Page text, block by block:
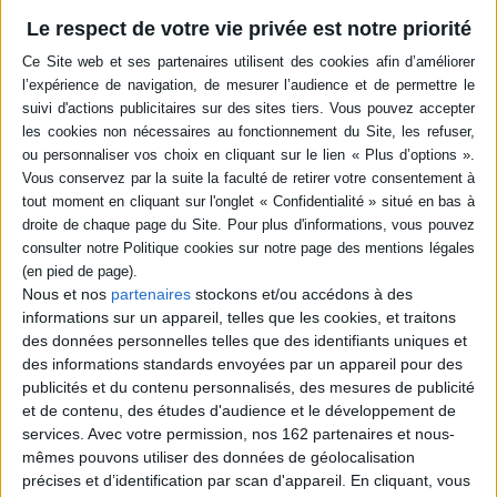
Le respect de votre vie privée est notre priorité
Nous et nos partenaires stockons et/ou accédons à des
informations sur un appareil, telles que les cookies, et traitons
des données personnelles telles que des identifiants uniques et
des informations standards envoyées par un appareil pour des
publicités et du contenu personnalisés, des mesures de publicité
et de contenu, des études d'audience et le développement de
services. Avec votre permission, nos 162 partenaires et nous-
mêmes pouvons utiliser des données de géolocalisation
précises et d’identification par scan d'appareil. En cliquant, vous
Sélection patrimoine :
Confidences d'une prostituée :
dames de compagnie des faubourgs, cette œuvre patrimoine et
emblématique du genre "gekiga" fait enfin son apparition en France, 51
ans après sa publication originale au Japon.
Le clan des Poe
: dans cette œuvre culte du genre shôjo, Moto Hagio
imagine des Vampanella (comprendre des vampires, ce que son éditeur
japonais refusait de publier à cette époque) et parmi eux, dans le clan de
la famille Poe, Edgar et Marybelle qui, du fait de leur jeune âge,
n'auraient jamais du rejoindre le clan de ces êtres si énigmatiques.
Sélection jeunesse :
Brume :Brume est une petite fille, absolument certaine d'être une
sorcière. Alors le jour où son papa lui confie un grimoire qu'il a trouvé
sous le même arbre où il a recueilli la fillette, les étoiles s'alignent : elle
est vraiment une sorcière ! Pleine d'assurance, elle décide d'aller
déloger le dragon qui menace son village. Une héroïne haute en
couleurs et pleine d'ambition !
Nunuche :
à chaque Calvin, un Hobbes, alors quoi de plus logique qu'un
Nunuche pour une jeune Zoé ? Suivez les aventures de ce petit duo
déjanté, à faire lire par les plus grands aux plus petits !
CHARGEMENT...
Pim Pam Poum. Vol. 1.
1936-1942
Auteur :Harold Knerr
Éditeur :Urban comics
27,00 €
CHARGEMENT...
Confidences d'une
prostituée
Éditeur :
Editions Akata
16,99 €
SÉLECTION JEUNESSE